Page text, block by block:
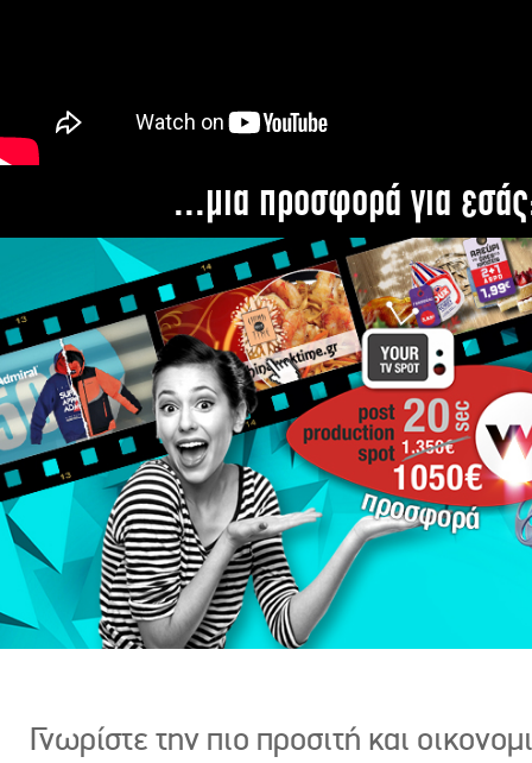
...μια προσφορά για
Γνωρίστε την πιο προσιτή και